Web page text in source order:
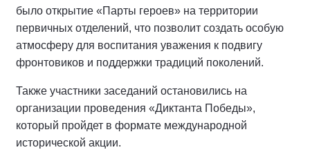
было открытие «Парты героев» на территории
первичных отделений, что позволит создать особую
атмосферу для воспитания уважения к подвигу
фронтовиков и поддержки традиций поколений.
Также участники заседаний остановились на
организации проведения «Диктанта Победы»,
который пройдет в формате международной
исторической акции.